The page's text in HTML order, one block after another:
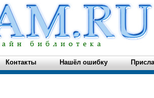
Контакты Нашёл ошибку